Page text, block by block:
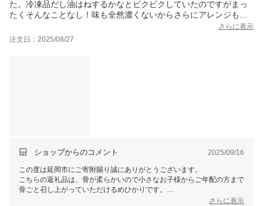
た。冷凍品だし油はねするかなとビクビクしていたのですがまっ
たくそんなことなし！味も全然濃くないからさらにアレンジもで
きそうです。大きさにばらつきはありますが、小さいのはカリカ
リ、大きめの方はふっくらで、逆に楽しめると思います！母が延
さらに表示
注文日：2025/08/27
ショップからのコメント 2025/09/16
この度は延岡市にご寄附賜り誠にありがとうございます。
こちらの返礼品は、骨が柔らかいので小さなお子様からご年配の方まで
骨ごと召し上がっていただけるめひかりです。
嬉しいレビューをいただき、スタッフ一同、何よりの励みとなっており
さらに表示